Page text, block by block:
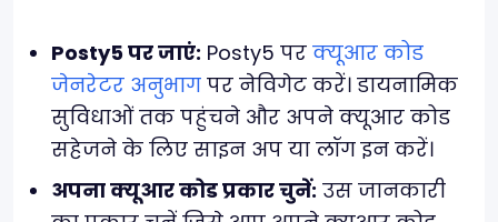
Posty5 पर जाएं: Posty5 पर क्यूआर कोड
जेनरेटर अनुभाग पर नेविगेट करें। डायनामिक
सुविधाओं तक पहुंचने और अपने क्यूआर कोड
सहेजने के लिए साइन अप या लॉग इन करें।
अपना क्यूआर कोड प्रकार चुनें: उस जानकारी